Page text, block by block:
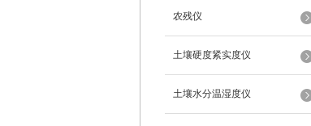
农残仪
土壤硬度紧实度仪
土壤水分温湿度仪